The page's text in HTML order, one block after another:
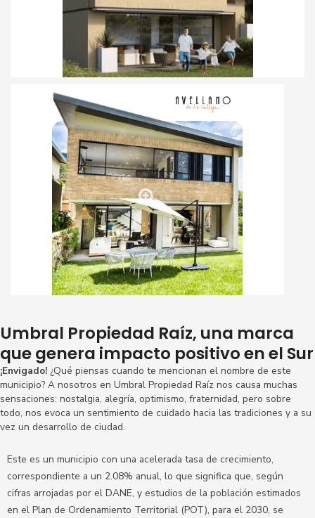
Ver más
Totalmente vendido
Entregado en
2021
Ver más
Umbral Propiedad Raíz, una marca
que genera impacto positivo en el Sur
¡Envigado! ¿Qué piensas cuando te mencionan el nombre de este
municipio? A nosotros en Umbral Propiedad Raíz nos causa muchas
sensaciones: nostalgia, alegría, optimismo, fraternidad, pero sobre
todo, nos evoca un sentimiento de cuidado hacia las tradiciones y a su
vez un desarrollo de ciudad.
Este es un municipio con una acelerada tasa de crecimiento,
correspondiente a un 2.08% anual, lo que significa que, según
cifras arrojadas por el DANE, y estudios de la población estimados
en el Plan de Ordenamiento Territorial (POT), para el 2030, se